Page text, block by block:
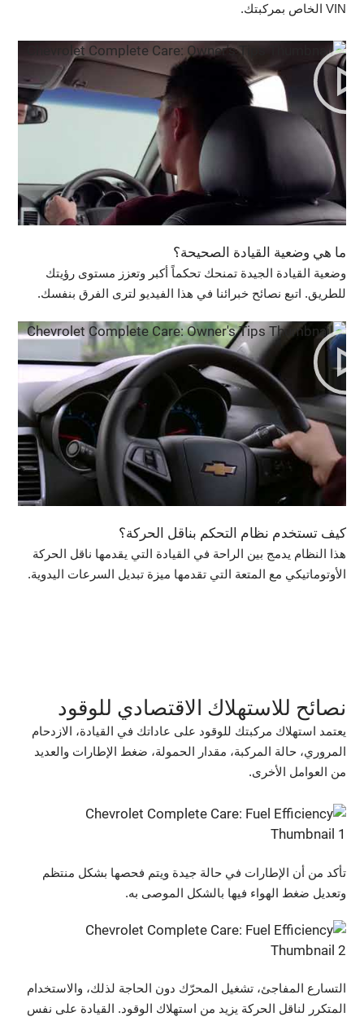
VIN الخاص بمركبتك.
ما هي وضعية القيادة الصحيحة؟
وضعية القيادة الجيدة تمنحك تحكماً أكبر وتعزز مستوى رؤيتك
للطريق. اتبع نصائح خبرائنا في هذا الفيديو لترى الفرق بنفسك.
كيف تستخدم نظام التحكم بناقل الحركة؟
هذا النظام يدمج بين الراحة في القيادة التي يقدمها ناقل الحركة
الأوتوماتيكي مع المتعة التي تقدمها ميزة تبديل السرعات اليدوية.
نصائح للاستهلاك الاقتصادي للوقود
يعتمد استهلاك مركبتك للوقود على عاداتك في القيادة، الازدحام
المروري، حالة المركبة، مقدار الحمولة، ضغط الإطارات والعديد
من العوامل الأخرى.
تأكد من أن الإطارات في حالة جيدة ويتم فحصها بشكل منتظم
وتعديل ضغط الهواء فيها بالشكل الموصى به.
التسارع المفاجئ، تشغيل المحرّك دون الحاجة لذلك، والاستخدام
المتكرر لناقل الحركة يزيد من استهلاك الوقود. القيادة على نفس